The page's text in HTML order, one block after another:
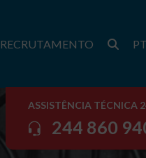
RECRUTAMENTO PT
ASSISTÊNCIA TÉCNICA
244 860